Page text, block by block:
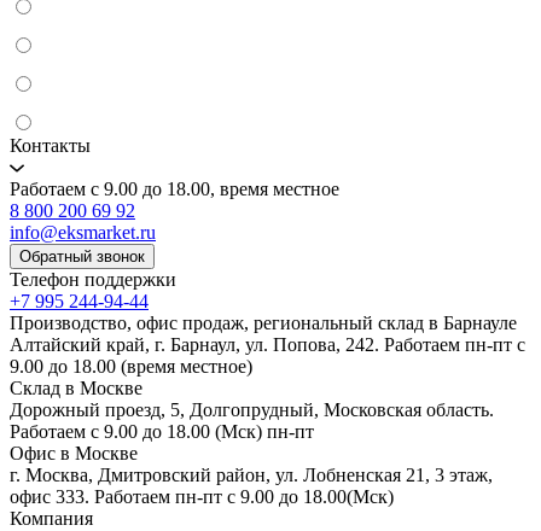
Контакты
Работаем с 9.00 до 18.00, время местное
8 800 200 69 92
info@eksmarket.ru
Обратный звонок
Телефон поддержки
+7 995 244-94-44
Производство, офис продаж, региональный склад в Барнауле
Алтайский край, г. Барнаул, ул. Попова, 242. Работаем пн-пт с
9.00 до 18.00 (время местное)
Склад в Москве
Дорожный проезд, 5, Долгопрудный, Московская область.
Работаем с 9.00 до 18.00 (Мск) пн-пт
Офис в Москве
г. Москва, Дмитровский район, ул. Лобненская 21​, 3 этаж,
офис 333. Работаем пн-пт c 9.00 до 18.00(Мск)
Компания